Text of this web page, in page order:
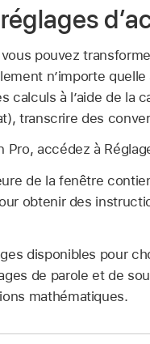
vous pouvez
n’importe
calculs à l’aide de la
transcrire des
Pro, accédez à
de la fenêtre
obtenir des
disponibles pour
de parole et de
mathématiques.